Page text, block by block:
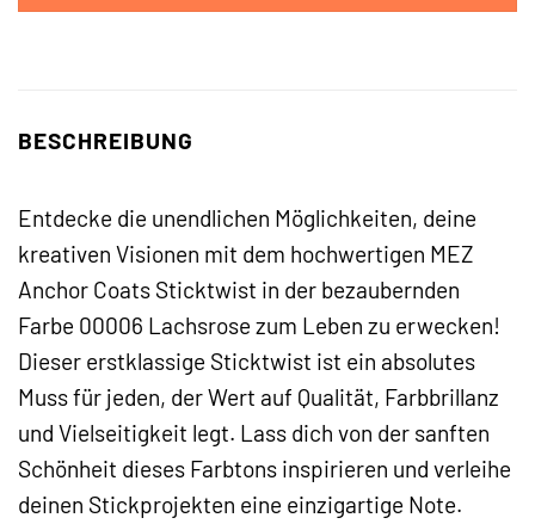
BESCHREIBUNG
Entdecke die unendlichen Möglichkeiten, deine
kreativen Visionen mit dem hochwertigen MEZ
Anchor Coats Sticktwist in der bezaubernden
Farbe 00006 Lachsrose zum Leben zu erwecken!
Dieser erstklassige Sticktwist ist ein absolutes
Muss für jeden, der Wert auf Qualität, Farbbrillanz
und Vielseitigkeit legt. Lass dich von der sanften
Schönheit dieses Farbtons inspirieren und verleihe
deinen Stickprojekten eine einzigartige Note.